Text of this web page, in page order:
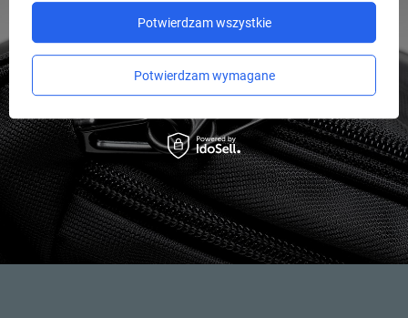
Potwierdzam wymagane
Potwierdzam wszystkie